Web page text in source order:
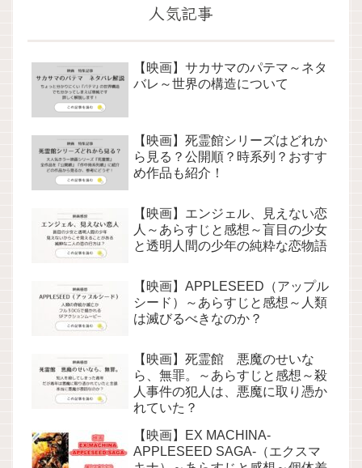
人気記事
【映画】サカサマのパテマ～ネタ
バレ～世界の構造について
【映画】死霊館シリーズはどれか
ら見る？公開順？時系列？おすす
め作品も紹介！
【映画】エンジェル、見えない恋
人～あらすじと感想～盲目の少女
と透明人間の少年の純粋な恋物語
【映画】APPLESEED（アップル
シード）～あらすじと感想～人類
は滅びるべきなのか？
【映画】死霊館 悪魔のせいな
ら、無罪。～あらすじと感想～殺
人事件の犯人は、悪魔に取り憑か
れていた？
【映画】EX MACHINA-
APPLESEED SAGA-（エクスマ